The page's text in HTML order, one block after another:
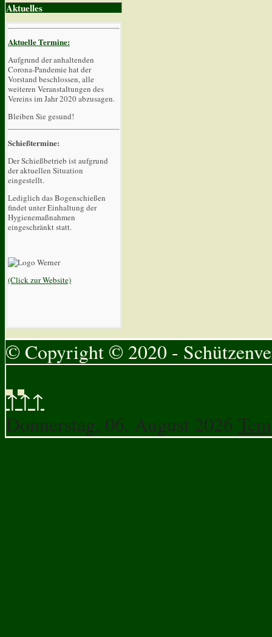
Aktuelles
Aktuelle Termine:
Aufgrund der anhaltenden
Corona-Pandemie hat der
Vorstand beschlossen, alle
weiteren Veranstaltungen des
Vereins im Jahr 2020 abzusagen.
Bleiben Sie gesund!
Schießtermine:
Der Schießbetrieb ist aufgrund
der aktuellen Situation
eingestellt.
Lediglich das Bogenschießen
findet unter Einhaltung der
Hygienemaßnahmen
eingeschränkt statt.
(Click zur Website)
© Copyright © 2020 -
↑↑↑
Donnerstag, 06. August 2026